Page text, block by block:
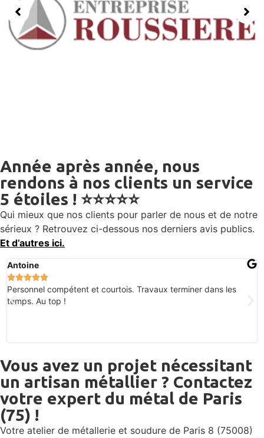
Année après année, nous
rendons à nos clients un service
5 étoiles ! ⭐⭐⭐⭐⭐
Qui mieux que nos clients pour parler de nous et de notre
sérieux ? Retrouvez ci-dessous nos derniers avis publics.
Et d’autres ici.
Antoine

Personnel compétent et courtois. Travaux terminer dans les
temps. Au top !
Vous avez un projet nécessitant
un artisan métallier ? Contactez
votre expert du métal de Paris
(75) !
Votre atelier de métallerie et soudure de Paris 8 (75008)